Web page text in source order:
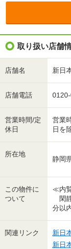
取り扱い店舗
店舗名 新日
店舗電話
営業時間/定
休日
営業
日を
所在地
静岡
この物件に
ついて
≪内
閑
分以
関連リンク
新日
新日